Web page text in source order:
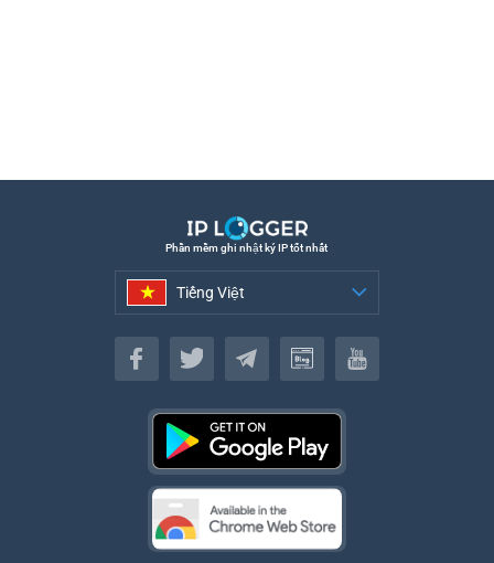
Phần mềm ghi nhật ký IP tốt nhất
Tiếng Việt
Tiếng Việt